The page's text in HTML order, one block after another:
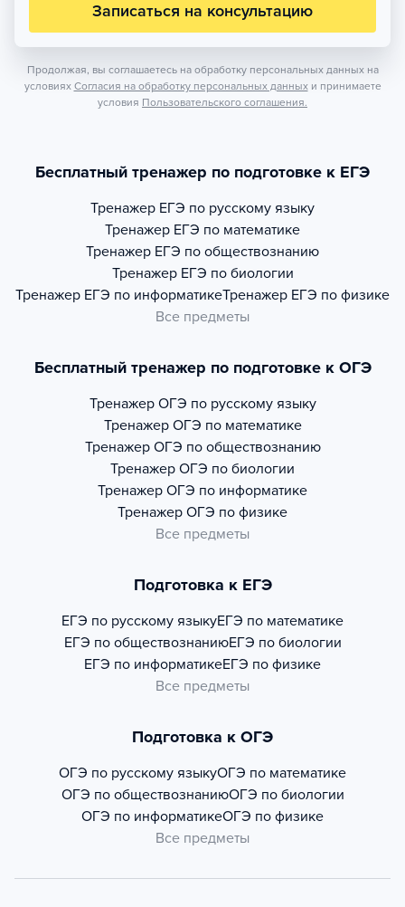
Записаться на консультацию
Продолжая, вы соглашаетесь на обработку персональных данных на
условиях Согласия на обработку персональных данных и принимаете
условия Пользовательского соглашения.
Бесплатный тренажер по подготовке к ЕГЭ
Тренажер ЕГЭ по русскому языку
Тренажер ЕГЭ по математике
Тренажер ЕГЭ по обществознанию
Тренажер ЕГЭ по биологии
Тренажер ЕГЭ по информатикеТренажер ЕГЭ по физике
Все предметы
Бесплатный тренажер по подготовке к ОГЭ
Тренажер ОГЭ по русскому языку
Тренажер ОГЭ по математике
Тренажер ОГЭ по обществознанию
Тренажер ОГЭ по биологии
Тренажер ОГЭ по информатике
Тренажер ОГЭ по физике
Все предметы
Подготовка к ЕГЭ
ЕГЭ по русскому языкуЕГЭ по математике
ЕГЭ по обществознаниюЕГЭ по биологии
ЕГЭ по информатикеЕГЭ по физике
Все предметы
Подготовка к ОГЭ
ОГЭ по русскому языкуОГЭ по математике
ОГЭ по обществознаниюОГЭ по биологии
ОГЭ по информатикеОГЭ по физике
Все предметы